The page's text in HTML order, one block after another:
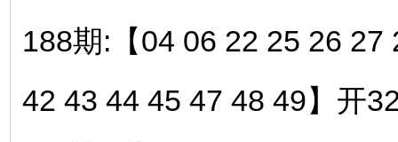
188期:【04 06 22 25 26
42 43 44 45 47 48 49】开